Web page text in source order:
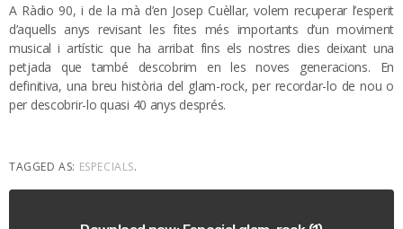
A Ràdio 90, i de la mà d’en Josep Cuèllar, volem recuperar l’esperit
d’aquells anys revisant les fites més importants d’un moviment
musical i artístic que ha arribat fins els nostres dies deixant una
petjada que també descobrim en les noves generacions. En
definitiva, una breu història del glam-rock, per recordar-lo de nou o
per descobrir-lo quasi 40 anys després.
TAGGED AS: ESPECIALS.